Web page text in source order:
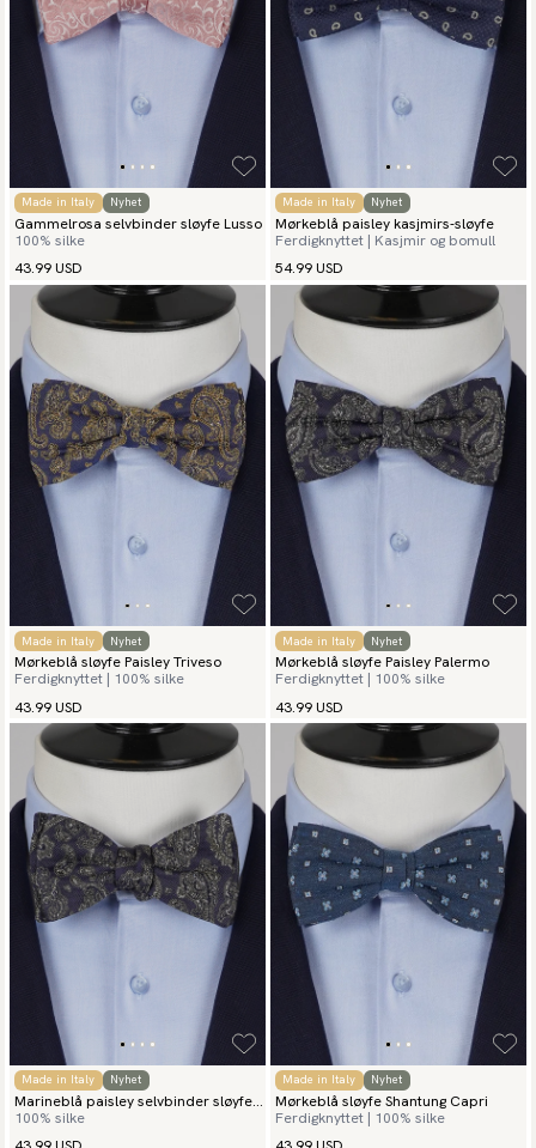
Made in Italy Nyhet
Gammelrosa selvbinder sløyfe Lusso
100% silke
43.99 USD
Made in Italy Nyhet
Mørkeblå paisley kasjmirs-sløyfe
Ferdigknyttet | Kasjmir og bomull
54.99 USD
Made in Italy Nyhet
Mørkeblå sløyfe Paisley Triveso
Ferdigknyttet | 100% silke
43.99 USD
Made in Italy Nyhet
Mørkeblå sløyfe Paisley Palermo
Ferdigknyttet | 100% silke
43.99 USD
Made in Italy Nyhet
Marineblå paisley selvbinder sløyfe
Palermo
100% silke
Made in Italy Nyhet
Mørkeblå sløyfe Shantung Capri
Ferdigknyttet | 100% silke